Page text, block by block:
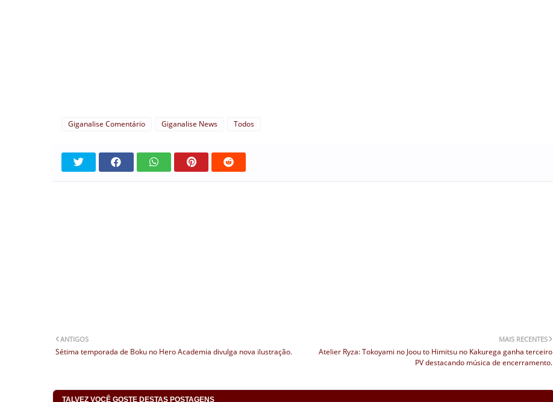
Giganalise Comentário Giganalise News Todos
MAIS RECENTES
Atelier Ryza: Tokoyami no Joou to Himitsu no Kakurega ganha terceiro
PV destacando música de encerramento.
ANTIGOS
Sétima temporada de Boku no Hero Academia divulga nova ilustração.
TALVEZ VOCÊ GOSTE DESTAS POSTAGENS